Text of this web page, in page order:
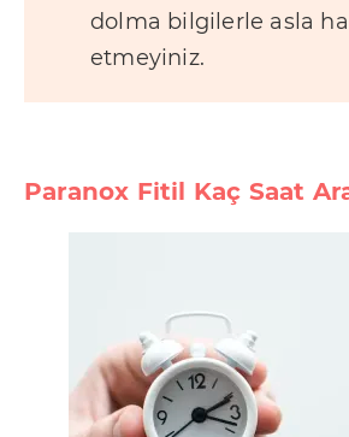
dolma bilgilerle asla
etmeyiniz.
Paranox Fitil Kaç Saat